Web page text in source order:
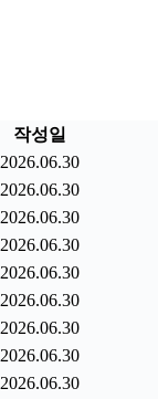
작성일
2026.06.30
2026.06.30
2026.06.30
2026.06.30
2026.06.30
2026.06.30
2026.06.30
2026.06.30
2026.06.30